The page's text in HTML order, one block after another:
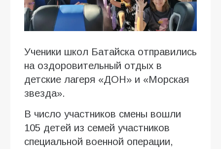
Ученики школ Батайска отправились
на оздоровительный отдых в
детские лагеря «ДОН» и «Морская
звезда».
В число участников смены вошли
105 детей из семей участников
специальной военной операции,